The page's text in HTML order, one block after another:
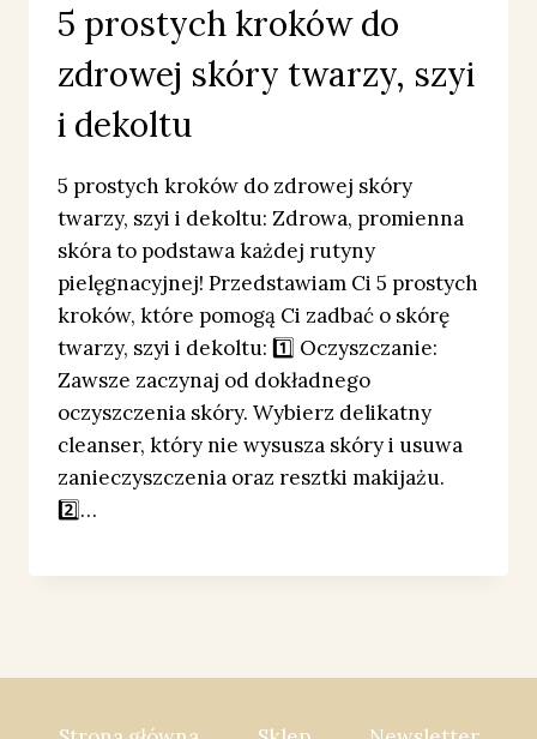
5 prostych kroków do
zdrowej skóry twarzy, szyi
i dekoltu
5 prostych kroków do zdrowej skóry
twarzy, szyi i dekoltu: Zdrowa, promienna
skóra to podstawa każdej rutyny
pielęgnacyjnej! Przedstawiam Ci 5 prostych
kroków, które pomogą Ci zadbać o skórę
twarzy, szyi i dekoltu: 1️⃣ Oczyszczanie:
Zawsze zaczynaj od dokładnego
oczyszczenia skóry. Wybierz delikatny
cleanser, który nie wysusza skóry i usuwa
zanieczyszczenia oraz resztki makijażu.
2️⃣…